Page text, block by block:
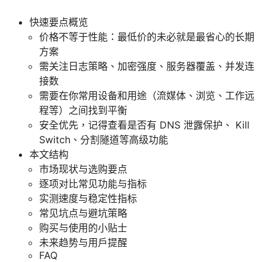
快速要点概览
价格不等于性能：最低价的未必就是最省心的长期
方案
需关注日志策略、加密强度、服务器覆盖、并发连
接数
需要在你常用设备和用途（流媒体、浏览、工作远
程等）之间找到平衡
安全优先，记得查看是否有 DNS 泄露保护、 Kill
Switch、分割隧道等高级功能
本文结构
市场现状与选购要点
逐项对比常见功能与指标
实测速度与稳定性指标
常见坑点与避坑策略
购买与使用的小贴士
未来趋势与用户提醒
FAQ